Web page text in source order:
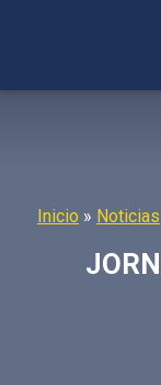
Inicio » Noticias